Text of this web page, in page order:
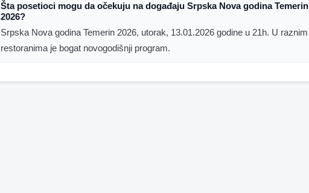
Šta posetioci mogu da očekuju na događaju Srpska Nova godina Temerin
2026?
Srpska Nova godina Temerin 2026, utorak, 13.01.2026 godine u 21h. U raznim
restoranima je bogat novogodišnji program.